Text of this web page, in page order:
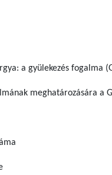
a gyülekezés fogalma
meghatározására